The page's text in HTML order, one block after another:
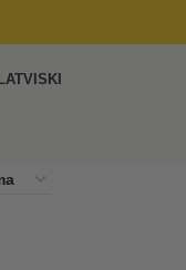
LATVISKI